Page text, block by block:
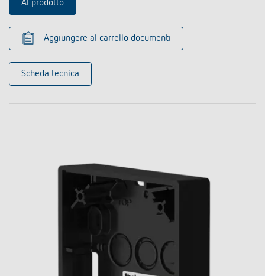
Al prodotto
Aggiungere al carrello documenti
Scheda tecnica